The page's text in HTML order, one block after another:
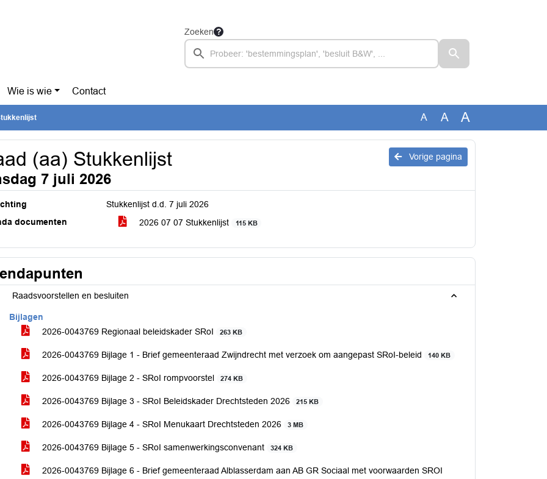
Zoeken
Wie is wie Contact
A A A
Vorige pagina
(aa) Stukkenlijst
7 juli 2026
Stukkenlijst d.d. 7 juli 2026
documenten
2026 07 07 Stukkenlijst 115 KB
Raadsvoorstellen en besluiten
Bijlagen
2026-0043769 Regionaal beleidskader SRoI
263 KB
2026-0043769 Bijlage 1 - Brief gemeenteraad Zwijndrecht met verzoek om aangepast SRoI-beleid 140 KB
2026-0043769 Bijlage 2 - SRoI rompvoorstel 274 KB
2026-0043769 Bijlage 3 - SRoI Beleidskader Drechtsteden 2026 215 KB
2026-0043769 Bijlage 4 - SRoI Menukaart Drechtsteden 2026 3 MB
2026-0043769 Bijlage 5 - SRoI samenwerkingsconvenant 324 KB
2026-0043769 Bijlage 6 - Brief gemeenteraad Alblasserdam aan AB GR Sociaal met voorwaarden SROI